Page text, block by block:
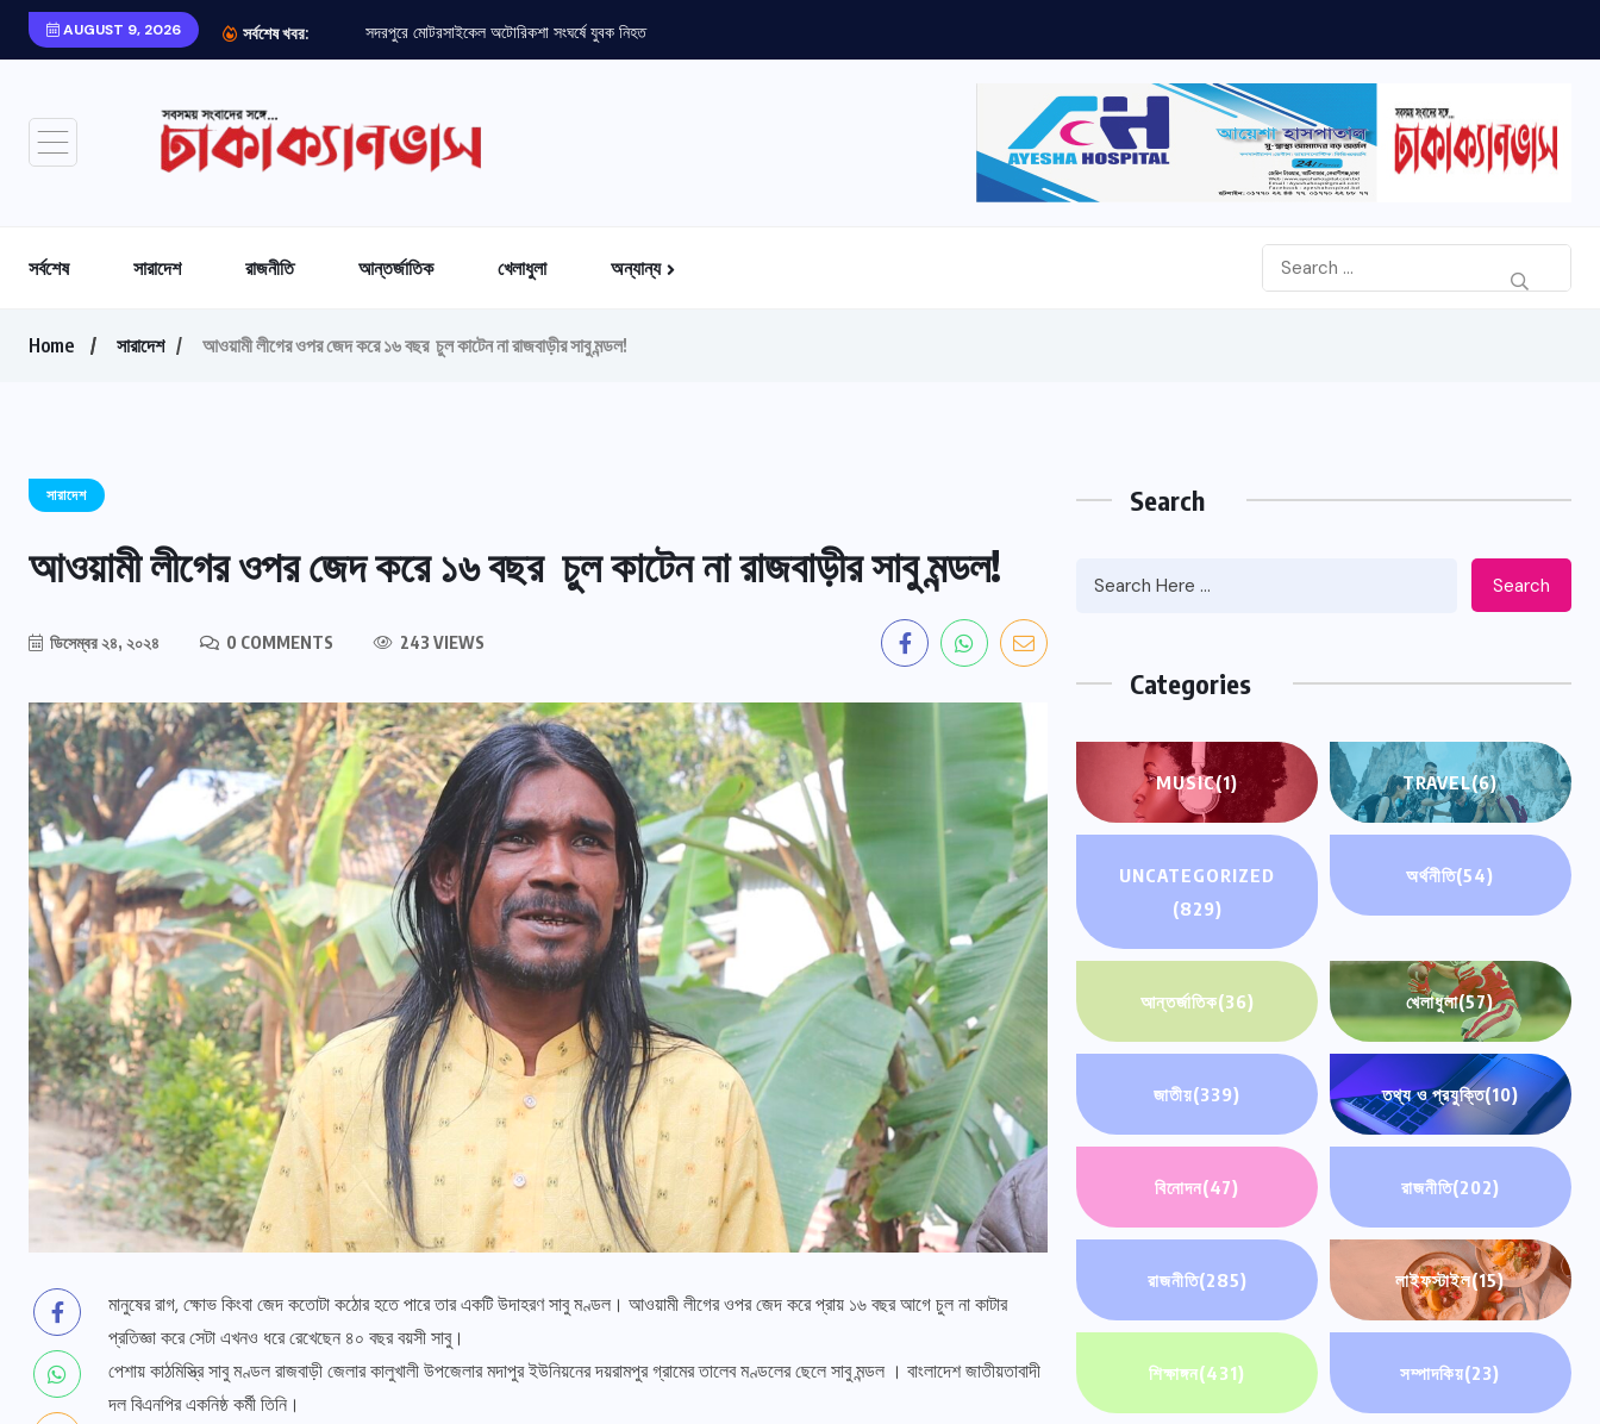
AUGUST 9, 2026 সর্বশেষ খবর: সদরপুরে মোটরসাইকেল অটোরিকশা সংঘর্ষে যুবক নিহত
সর্বশেষ সারাদেশ রাজনীতি আন্তর্জাতিক খেলাধুলা অন্যান্য
Home সারাদেশ আওয়ামী লীগের ওপর জেদ করে ১৬ বছর চুল কাটেন না রাজবাড়ীর সাবু মন্ডল!
সারাদেশ
আওয়ামী লীগের ওপর জেদ করে ১৬ বছর চুল কাটেন না রাজবাড়ীর সাবু মন্ডল!
ডিসেম্বর ২৪, ২০২৪ 0 COMMENTS 243 VIEWS
মানুষের রাগ, ক্ষোভ কিংবা জেদ কতোটা কঠোর হতে পারে তার একটি উদাহরণ সাবু মণ্ডল। আওয়ামী লীগের ওপর জেদ করে প্রায় ১৬ বছর আগে চুল না কাটার
প্রতিজ্ঞা করে সেটা এখনও ধরে রেখেছেন ৪০ বছর বয়সী সাবু।
পেশায় কাঠমিস্ত্রি সাবু মণ্ডল রাজবাড়ী জেলার কালুখালী উপজেলার মদাপুর ইউনিয়নের দয়রামপুর গ্রামের তালেব মণ্ডলের ছেলে সাবু মন্ডল । বাংলাদেশ জাতীয়তাবাদী
দল বিএনপির একনিষ্ঠ কর্মী তিনি।
Search
Search
Categories
MUSIC(1) TRAVEL(6)
UNCATEGORIZED
(829)
অর্থনীতি(54)
আন্তর্জাতিক(36) খেলাধুলা(57)
জাতীয়(339) তথ্য ও প্রযুক্তি(10)
বিনোদন(47) রাজনীতি(202)
রাজনীতি(285) লাইফস্টাইল(15)
শিক্ষাঙ্গন(431) সম্পাদকিয়(23)